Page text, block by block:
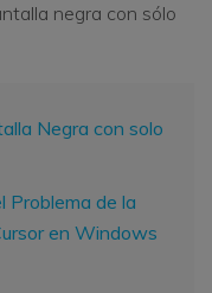
negra con sólo
Negra con solo
Problema de la
en Windows